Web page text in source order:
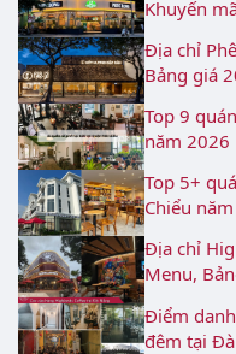
Khuyến
Địa chỉ
Bảng giá
Top 9
năm 2026
Top 5+
Chiểu
Địa chỉ
Menu,
Điểm
đêm tại